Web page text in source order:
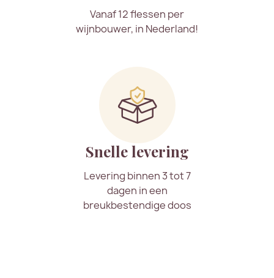
Vanaf 12 flessen per
wijnbouwer, in Nederland!
Snelle levering
Levering binnen 3 tot 7
dagen in een
breukbestendige doos